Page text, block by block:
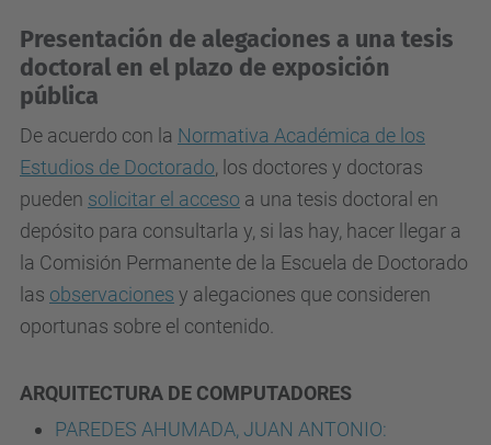
Presentación de alegaciones a una tesis
doctoral en el plazo de exposición
pública
De acuerdo con la Normativa Académica de los
Estudios de Doctorado, los doctores y doctoras
pueden solicitar el acceso a una tesis doctoral en
depósito para consultarla y, si las hay, hacer llegar a
la Comisión Permanente de la Escuela de Doctorado
las observaciones y alegaciones que consideren
oportunas sobre el contenido.
ARQUITECTURA DE COMPUTADORES
PAREDES AHUMADA, JUAN ANTONIO: